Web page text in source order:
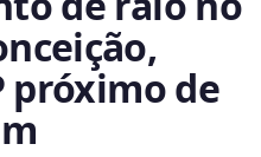
próximo de